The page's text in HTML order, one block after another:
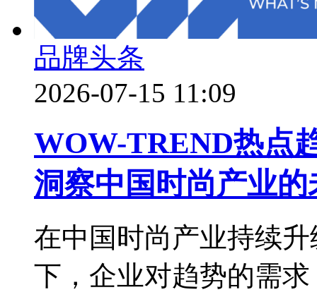
品牌头条
2026-07-15 11:09
WOW-TREND热点
洞察中国时尚产业的
在中国时尚产业持续
下，企业对趋势的需